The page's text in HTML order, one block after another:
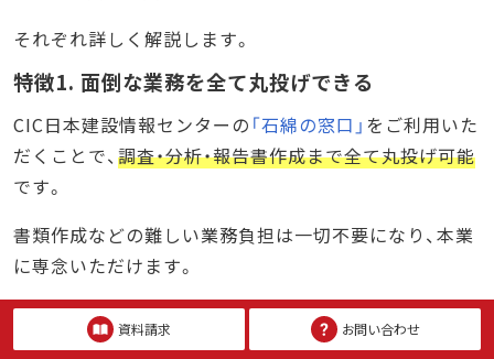
それぞれ詳しく解説します。
特徴1. 面倒な業務を全て丸投げできる
CIC日本建設情報センターの 「石綿の窓口」 をご利用いた
だくことで、調査・分析・報告書作成まで全て丸投げ可能
です。
書類作成などの難しい業務負担は一切不要になり、本業
に専念いただけます。
全国主要エリアで対応可能なため、窓口も一本化できま
す。建築物だけでなく工作物についてもお気軽にご相談
資料請求 お問い合わせ